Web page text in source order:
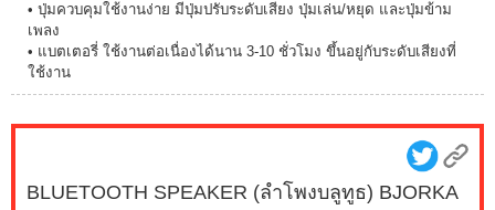
• ปุ่มควบคุมใช้งานง่าย มีปุ่มปรับระดับเสียง ปุ่มเล่น/หยุด และปุ่มข้าม
เพลง
• แบตเตอรี่ ใช้งานต่อเนื่องได้นาน 3-10 ชั่วโมง ขึ้นอยู่กับระดับเสียงที่
ใช้งาน
BLUETOOTH SPEAKER (ลำโพงบลูทูธ) BJORKA